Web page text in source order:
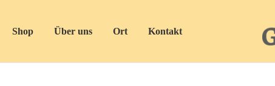
Shop Über uns Ort Kontakt